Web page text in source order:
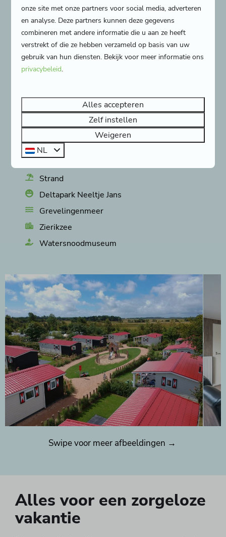
comfortabele accommodaties die perfect passen
bij jouw verblijf in Burgh-Haamstede! Alle
verblijven zijn compleet ingericht en bieden het
gemak van eigen sanitaire voorzieningen, zodat je
echt zorgeloos vakantie viert. Buiten wacht een
(deels) overdekt terras met meubilair: ideaal voor
zomeravond samen. Of je nu met z’n tweeën komt
of met het hele gezin, we hebben accommodaties
voor maximaal 7 personen.
Activiteiten in de omgeving:
Strand
Deltapark Neeltje Jans
Grevelingenmeer
Zierikzee
Watersnoodmuseum
Swipe voor meer afbeeldingen →
Alles voor een zorgeloze
vakantie
onze site met onze partners voor social media, adverteren
en analyse. Deze partners kunnen deze gegevens
combineren met andere informatie die u aan ze heeft
verstrekt of die ze hebben verzameld op basis van uw
gebruik van hun diensten. Bekijk voor meer informatie ons
privacybeleid.
Alles accepteren
Zelf instellen
Weigeren
NL